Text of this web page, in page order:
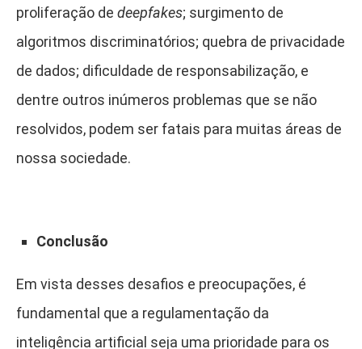
proliferação de deepfakes; surgimento de
algoritmos discriminatórios; quebra de privacidade
de dados; dificuldade de responsabilização, e
dentre outros inúmeros problemas que se não
resolvidos, podem ser fatais para muitas áreas de
nossa sociedade.
Conclusão
Em vista desses desafios e preocupações, é
fundamental que a regulamentação da
inteligência artificial seja uma prioridade para os